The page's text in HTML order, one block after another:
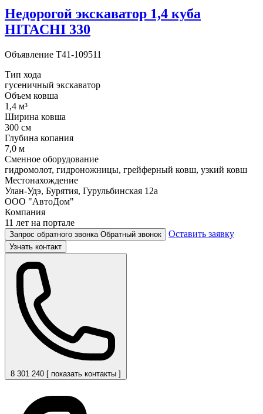
Недорогой экскаватор 1,4 куба
HITACHI 330
Объявление T41-109511
Тип хода
гусеничный экскаватор
Объем ковша
1,4 м³
Ширина ковша
300 cм
Глубина копания
7,0 м
Сменное оборудование
гидромолот, гидроножницы, грейферный ковш, узкий ковш
Местонахождение
Улан-Удэ, Бурятия, Гурульбинская 12а
ООО "АвтоДом"
Компания
11 лет на портале
Запрос обратного звонка Обратный звонок Оставить заявку
Узнать контакт
8 301 240 [ показать контакты ]